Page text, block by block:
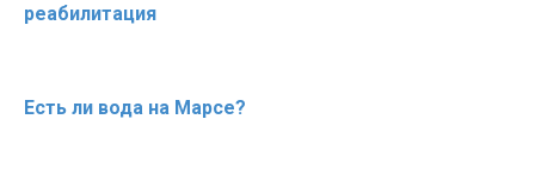
реабилитация
Есть ли вода на Марсе?